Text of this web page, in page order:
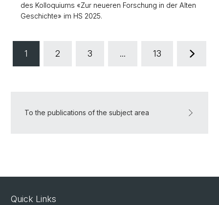
des Kolloquiums «Zur neueren Forschung in der Alten
Geschichte» im HS 2025.
1 2 3 ... 13
To the publications of the subject area
Quick Links